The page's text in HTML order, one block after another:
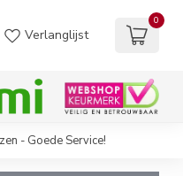
Verlanglijst
0
- Goede Service!